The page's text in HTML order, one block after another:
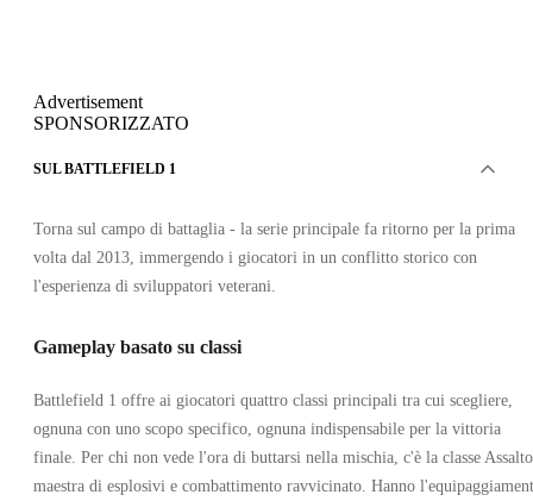
Advertisement
SPONSORIZZATO
SUL BATTLEFIELD 1
Torna sul campo di battaglia - la serie principale fa ritorno per la prima
volta dal 2013, immergendo i giocatori in un conflitto storico con
l'esperienza di sviluppatori veterani.
Gameplay basato su classi
Battlefield 1 offre ai giocatori quattro classi principali tra cui scegliere,
ognuna con uno scopo specifico, ognuna indispensabile per la vittoria
finale. Per chi non vede l'ora di buttarsi nella mischia, c'è la classe
maestra di esplosivi e combattimento ravvicinato. Hanno